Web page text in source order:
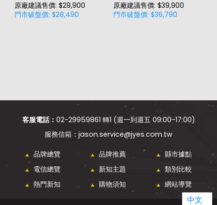
原廠建議售價: $29,900
門市破盤價: $28,490
原廠建議售價: $39,900
門市破盤價: $36,790
客服電話： 02-29959861 轉1 (週一到週五 09:00-17:00)
jason.service@jyes.com.tw
品牌總覽 品牌推薦
縣市據點
電信總覽
新知主題
類別比較
熱門新知
購物須知 網站導覽
中文